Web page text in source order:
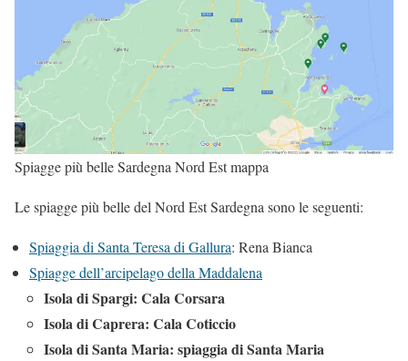
Spiagge più belle Sardegna Nord Est mappa
Le spiagge più belle del Nord Est Sardegna sono le seguenti:
Spiaggia di Santa Teresa di Gallura: Rena Bianca
Spiagge dell’arcipelago della Maddalena
Isola di Spargi: Cala Corsara
Isola di Caprera: Cala Coticcio
Isola di Santa Maria: spiaggia di Santa Maria